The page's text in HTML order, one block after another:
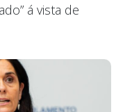
á vista de